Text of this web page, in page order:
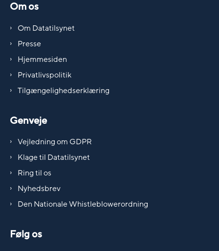
Om os
Om Datatilsynet
Presse
Hjemmesiden
Privatlivspolitik
Tilgængelighedserklæring
Genveje
Vejledning om GDPR
Klage til Datatilsynet
Ring til os
Nyhedsbrev
Den Nationale Whistleblowerordning
Følg os